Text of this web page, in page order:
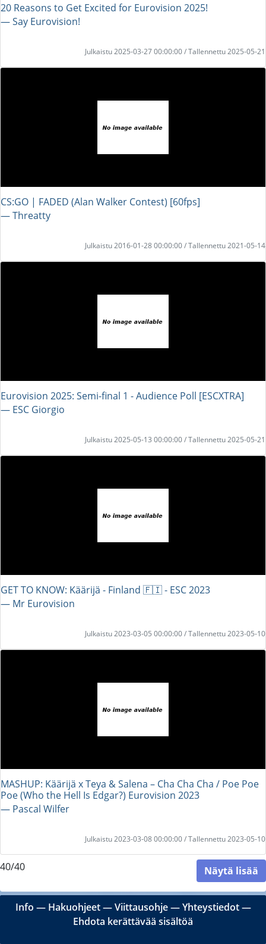
20 Reasons to Get Excited for Eurovision 2025!
― Say Eurovision!
Julkaistu 2025-03-27 00:00:00 / Tallennettu 2025-05-21
CS:GO | FADED (Alan Walker Contest) [60fps]
― Threatty
Julkaistu 2016-01-28 00:00:00 / Tallennettu 2021-05-14
Eurovision 2025: Semi-final 1 - Audience Poll [ESCXTRA]
― ESC Giorgio
Julkaistu 2025-05-13 00:00:00 / Tallennettu 2025-05-21
GET TO KNOW: Käärijä - Finland 🇫🇮 - ESC 2023
― Mr Eurovision
Julkaistu 2023-03-05 00:00:00 / Tallennettu 2023-05-10
MASHUP: Käärijä x Teya & Salena – Cha Cha Cha / Poe Poe
Poe (Who the Hell Is Edgar?) Eurovision 2023
― Pascal Wilfer
Julkaistu 2023-03-08 00:00:00 / Tallennettu 2023-05-10
40/40 Näytä lisää
Info ― Hakuohjeet―Viittausohje―Yhteystiedot―
Ehdota kerättävää sisältöä